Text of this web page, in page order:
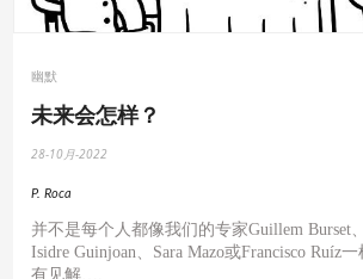
幽默
未来会怎样？
28-10月-2022
P. Roca
并不是每个人都像我们的专家Guillem Burset、
Isidre Guinjoan、 Sara Mazo或Francisco Ruíz一
有见解….